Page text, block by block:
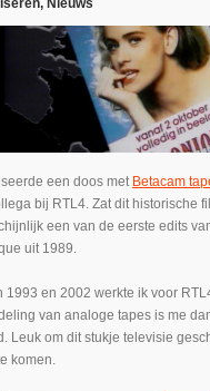
, Nieuws
een doos met Betacam
bij RTL4. Zat dit historische
een van de eerste edits
uit 1989.
1993 en 2002 werkte ik voor
van analoge tapes is me
Leuk om dit stukje televisie
komen.